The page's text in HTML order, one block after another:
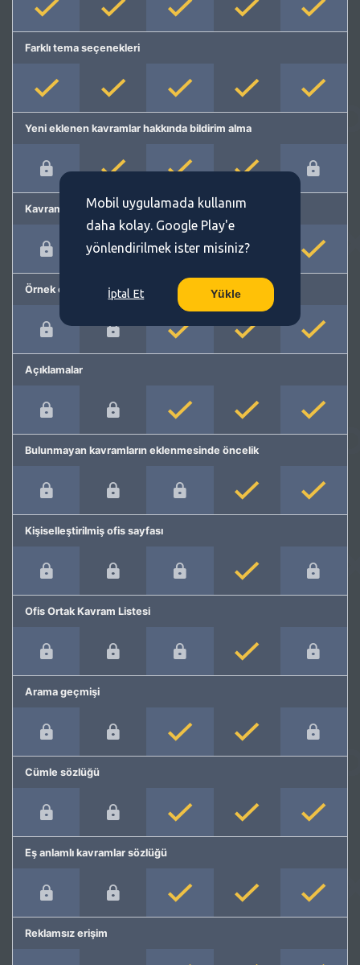
Farklı tema seçenekleri
Yeni eklenen kavramlar hakkında bildirim alma
Kavram önerme
Örnek cümleler
Açıklamalar
Bulunmayan kavramların eklenmesinde öncelik
Kişiselleştirilmiş ofis sayfası
Ofis Ortak Kavram Listesi
Arama geçmişi
Cümle sözlüğü
Eş anlamlı kavramlar sözlüğü
Reklamsız erişim
Mobil uygulamada kullanım
daha kolay. Google Play'e
yönlendirilmek ister misiniz?
İptal Et Yükle